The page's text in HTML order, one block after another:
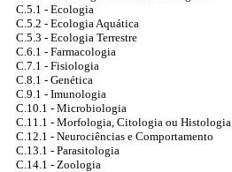
C.5.1 - Ecologia
C.5.2 - Ecologia Aquática
C.5.3 - Ecologia Terrestre
C.6.1 - Farmacologia
C.7.1 - Fisiologia
C.8.1 - Genética
C.9.1 - Imunologia
C.10.1 - Microbiologia
C.11.1 - Morfologia, Citologia ou Histologia
C.12.1 - Neurociências e Comportamento
C.13.1 - Parasitologia
C.14.1 - Zoologia